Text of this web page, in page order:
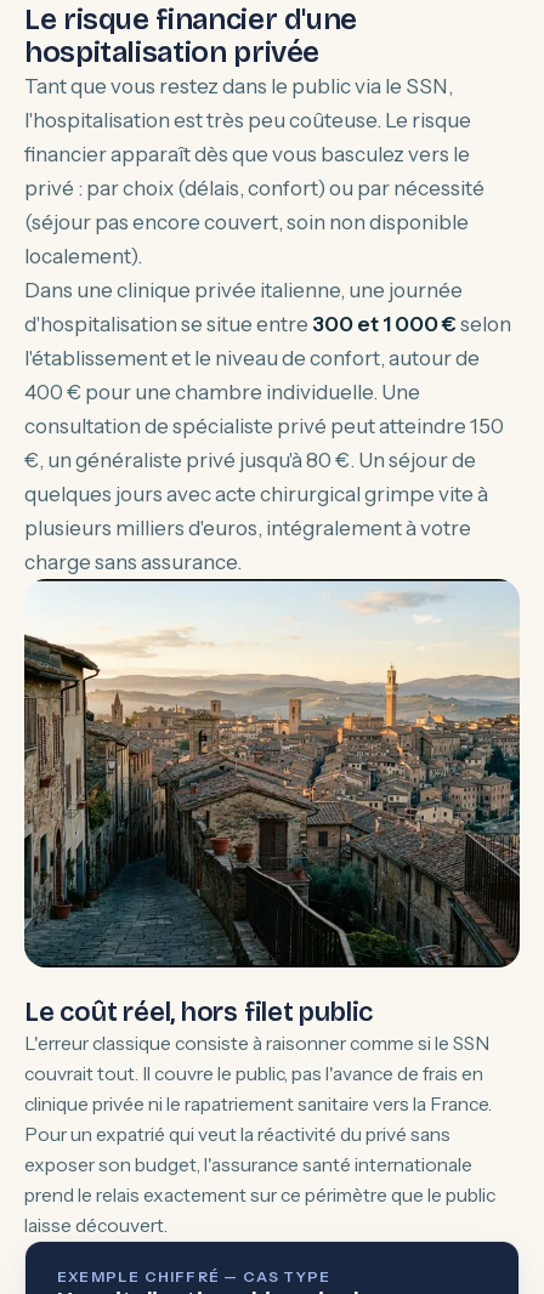
Le risque financier d'une
hospitalisation privée
Tant que vous restez dans le public via le SSN,
l'hospitalisation est très peu coûteuse. Le risque
financier apparaît dès que vous basculez vers le
privé : par choix (délais, confort) ou par nécessité
(séjour pas encore couvert, soin non disponible
localement).
Dans une clinique privée italienne, une journée
d'hospitalisation se situe entre 300 et 1 000 € selon
l'établissement et le niveau de confort, autour de
400 € pour une chambre individuelle. Une
consultation de spécialiste privé peut atteindre 150
€, un généraliste privé jusqu'à 80 €. Un séjour de
quelques jours avec acte chirurgical grimpe vite à
plusieurs milliers d'euros, intégralement à votre
charge sans assurance.
Le coût réel, hors filet public
L'erreur classique consiste à raisonner comme si le SSN
couvrait tout. Il couvre le public, pas l'avance de frais en
clinique privée ni le rapatriement sanitaire vers la France.
Pour un expatrié qui veut la réactivité du privé sans
exposer son budget, l'assurance santé internationale
prend le relais exactement sur ce périmètre que le public
laisse découvert.
EXEMPLE CHIFFRÉ — CAS TYPE